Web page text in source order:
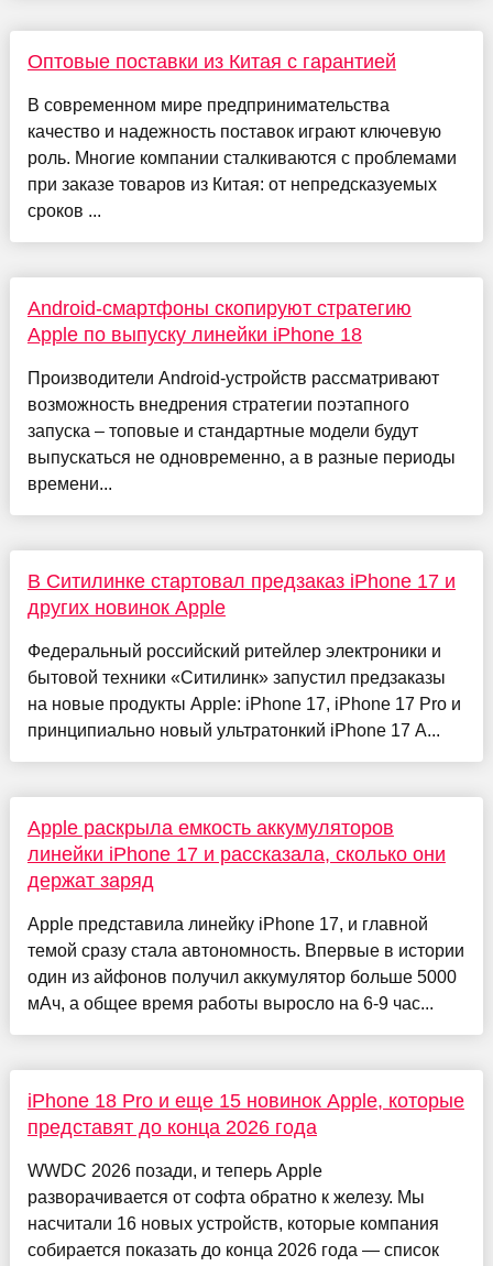
Оптовые поставки из Китая с гарантией
В современном мире предпринимательства
качество и надежность поставок играют ключевую
роль. Многие компании сталкиваются с проблемами
при заказе товаров из Китая: от непредсказуемых
сроков ...
Android-смартфоны скопируют стратегию
Apple по выпуску линейки iPhone 18
Производители Android-устройств рассматривают
возможность внедрения стратегии поэтапного
запуска – топовые и стандартные модели будут
выпускаться не одновременно, а в разные периоды
времени...
В Ситилинке стартовал предзаказ iPhone 17 и
других новинок Apple
Федеральный российский ритейлер электроники и
бытовой техники «Ситилинк» запустил предзаказы
на новые продукты Apple: iPhone 17, iPhone 17 Pro и
принципиально новый ультратонкий iPhone 17 A...
Apple раскрыла емкость аккумуляторов
линейки iPhone 17 и рассказала, сколько они
держат заряд
Apple представила линейку iPhone 17, и главной
темой сразу стала автономность. Впервые в истории
один из айфонов получил аккумулятор больше 5000
мАч, а общее время работы выросло на 6-9 час...
iPhone 18 Pro и еще 15 новинок Apple, которые
представят до конца 2026 года
WWDC 2026 позади, и теперь Apple
разворачивается от софта обратно к железу. Мы
насчитали 16 новых устройств, которые компания
собирается показать до конца 2026 года — список